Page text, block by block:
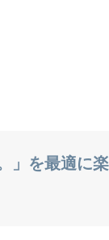
」を最適に